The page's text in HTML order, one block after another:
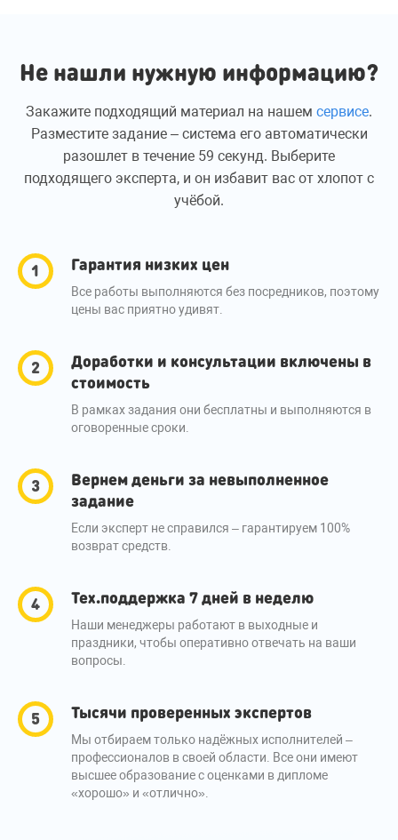
Не нашли нужную информацию?
Закажите подходящий материал на нашем сервисе.
Разместите задание – система его автоматически
разошлет в течение 59 секунд. Выберите
подходящего эксперта, и он избавит вас от хлопот с
учёбой.
Гарантия низких цен
Все работы выполняются без посредников, поэтому
цены вас приятно удивят.
Доработки и консультации включены в
стоимость
В рамках задания они бесплатны и выполняются в
оговоренные сроки.
Вернем деньги за невыполненное
задание
Если эксперт не справился – гарантируем 100%
возврат средств.
Тех.поддержка 7 дней в неделю
Наши менеджеры работают в выходные и
праздники, чтобы оперативно отвечать на ваши
вопросы.
Тысячи проверенных экспертов
Мы отбираем только надёжных исполнителей –
профессионалов в своей области. Все они имеют
высшее образование с оценками в дипломе
«хорошо» и «отлично».